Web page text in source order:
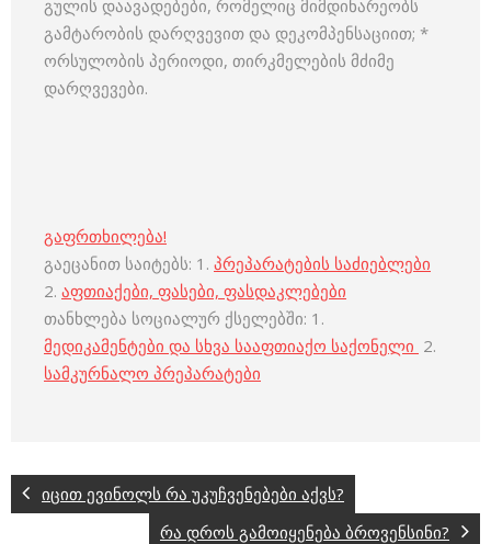
გულის დაავადებები, რომელიც მიმდინარეობს
გამტარობის დარღვევით და დეკომპენსაციით; *
ორსულობის პერიოდი, თირკმელების მძიმე
დარღვევები.
გაფრთხილება!
გაეცანით საიტებს: 1. პრეპარატების საძიებლები
2. აფთიაქები, ფასები, ფასდაკლებები
თანხლება სოციალურ ქსელებში: 1.
მედიკამენტები და სხვა სააფთიაქო საქონელი 2.
სამკურნალო პრეპარატები
იცით ევინოლს რა უკუჩვენებები აქვს?
რა დროს გამოიყენება ბროვენსინი?